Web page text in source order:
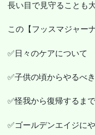
長い目で見守ることも
この【フッスマジャー
✅日々のケアについて
✅子供の頃からやるべ
✅怪我から復帰するま
✅ゴールデンエイジに